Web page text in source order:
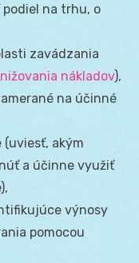
na trhu, o
zavádzania
nákladov),
na účinné
akým
a účinne využiť
výnosy
pomocou